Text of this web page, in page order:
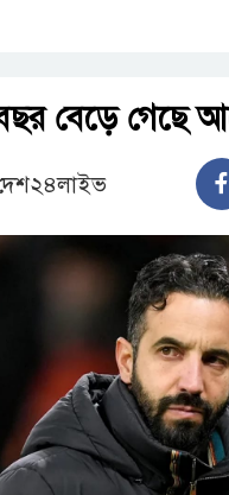
বেড়ে গেছে